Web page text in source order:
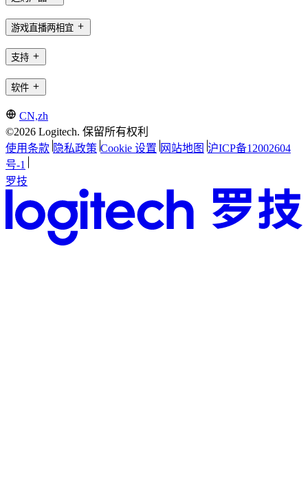
游戏直播两相宜
支持
软件
CN,zh
©2026 Logitech. 保留所有权利
使用条款 隐私政策 Cookie 设置 网站地图 沪ICP备12002604
号-1
罗技